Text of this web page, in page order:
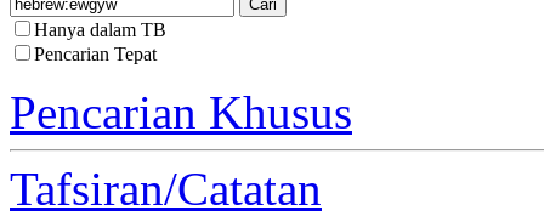
Hanya dalam TB
Pencarian Tepat
Pencarian Khusus
Tafsiran/Catatan